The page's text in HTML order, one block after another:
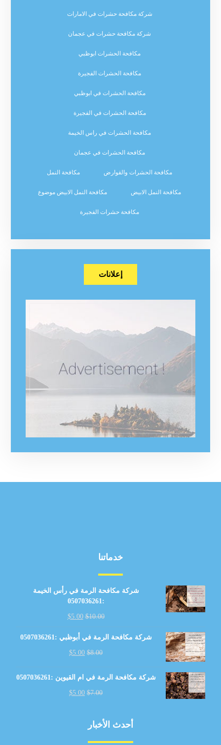
شركة مكافحة حشرات في الامارات
شركة مكافحة حشرات في عجمان
مكافحة الحشرات ابوظبي
مكافحة الحشرات الفجيرة
مكافحة الحشرات في ابوظبي
مكافحة الحشرات في الفجيرة
مكافحة الحشرات في راس الخيمة
مكافحة الحشرات في عجمان
مكافحة الحشرات والقوارض مكافحة النمل
مكافحة النمل الابيض مكافحة النمل الابيض موضوع
مكافحة حشرات الفجيرة
إعلانات
خدماتنا
شركة مكافحة الرمة في رأس الخيمة
:0507036261
$10.00
$5.00
شركة مكافحة الرمة في أبوظبي :0507036261
$8.00
$5.00
شركة مكافحة الرمة في ام القيوين :0507036261
$7.00
$5.00
أحدث الأخبار